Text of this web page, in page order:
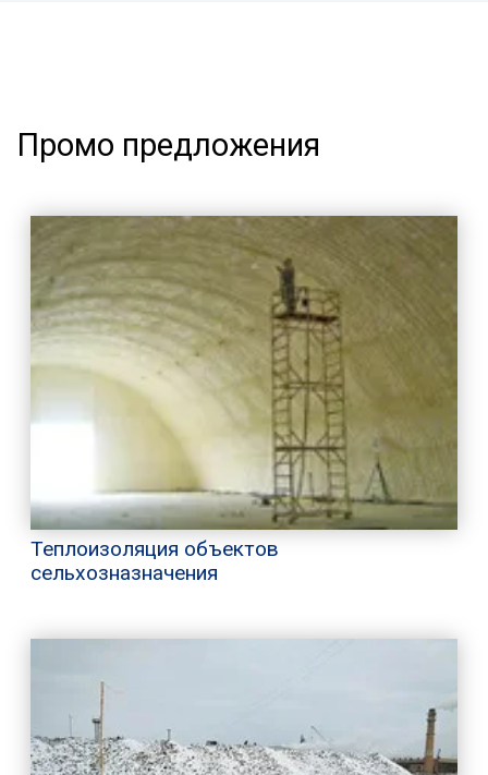
Промо предложения
Теплоизоляция объектов
сельхозназначения